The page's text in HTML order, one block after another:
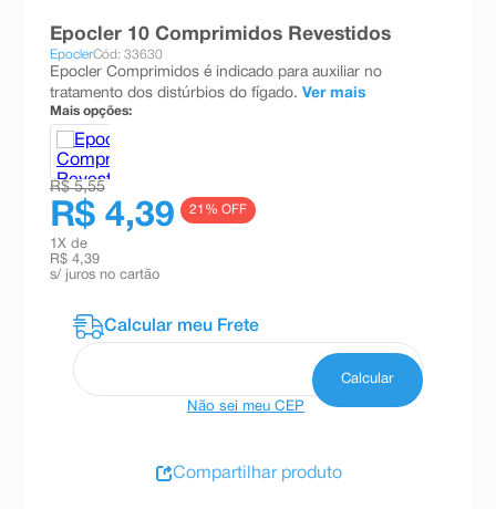
Epocler 10 Comprimidos Revestidos
EpoclerCód: 33630
Epocler Comprimidos é indicado para auxiliar no
tratamento dos distúrbios do fígado. Ver mais
Mais opções:
R$ 5,55
R$ 4,39 21 % OFF
1 X de
R$ 4,39
s/ juros no cartão
Não sei meu CEP
Compartilhar produto
teste gravidez
esmalte
10ºabsorvente